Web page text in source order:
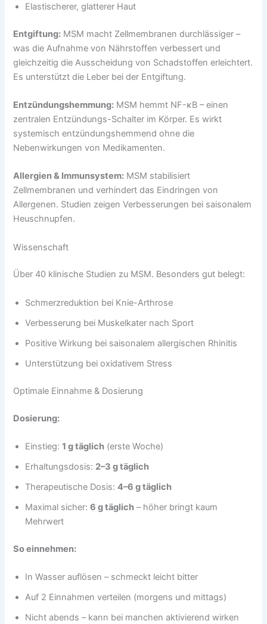
Elastischerer, glatterer Haut
Entgiftung: MSM macht Zellmembranen durchlässiger –
was die Aufnahme von Nährstoffen verbessert und
gleichzeitig die Ausscheidung von Schadstoffen erleichtert.
Es unterstützt die Leber bei der Entgiftung.
Entzündungshemmung: MSM hemmt NF-κB – einen
zentralen Entzündungs-Schalter im Körper. Es wirkt
systemisch entzündungshemmend ohne die
Nebenwirkungen von Medikamenten.
Allergien & Immunsystem: MSM stabilisiert
Zellmembranen und verhindert das Eindringen von
Allergenen. Studien zeigen Verbesserungen bei saisonalem
Heuschnupfen.
Wissenschaft
Über 40 klinische Studien zu MSM. Besonders gut belegt:
Schmerzreduktion bei Knie-Arthrose
Verbesserung bei Muskelkater nach Sport
Positive Wirkung bei saisonalem allergischen Rhinitis
Unterstützung bei oxidativem Stress
Optimale Einnahme & Dosierung
Dosierung:
Einstieg:1 g täglich (erste Woche)
Erhaltungsdosis: 2–3 g täglich
Therapeutische Dosis:4–6 g täglich
Maximal sicher:6 g täglich – höher bringt kaum
Mehrwert
So einnehmen:
In Wasser auflösen – schmeckt leicht bitter
Auf 2 Einnahmen verteilen (morgens und mittags)
Nicht abends – kann bei manchen aktivierend wirken